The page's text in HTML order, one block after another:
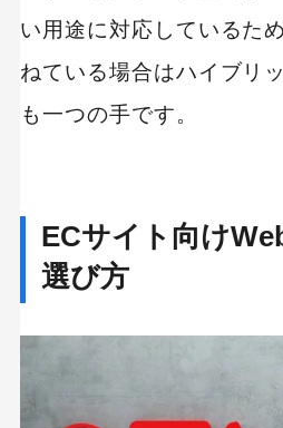
い用途に対応しているた
ねている場合はハイブリ
も一つの手です。
ECサイト向け
選び方